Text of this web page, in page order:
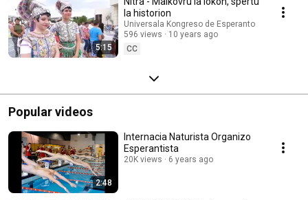
5:15
la historion
Universala Kongreso de Esperanto
596 views
10 years ago
CC
Popular videos
2:48
Internacia Naturista Organizo
Esperantista
20K views 6 years ago